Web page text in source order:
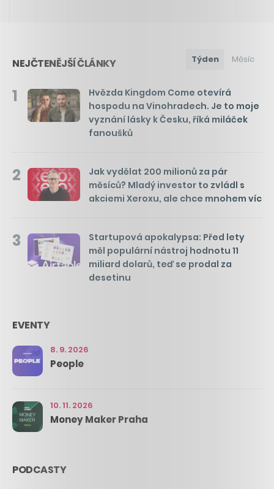
NEJČTENĚJŠÍ ČLÁNKY Týden Měsíc
1
Hvězda Kingdom Come otevírá
hospodu na Vinohradech. Je to moje
vyznání lásky k Česku, říká miláček
fanoušků
2
Jak vydělat 200 milionů za pár
měsíců? Mladý investor to zvládl s
akciemi Xeroxu, ale chce mnohem víc
3
Startupová apokalypsa: Před lety
měl populární nástroj hodnotu 11
miliard dolarů, teď se prodal za
desetinu
EVENTY
8. 9. 2026
People
10. 11. 2026
Money Maker Praha
PODCASTY